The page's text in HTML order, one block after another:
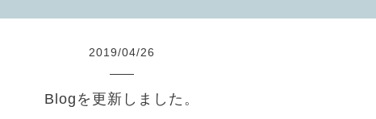
2019/04/26
Blogを更新しました。